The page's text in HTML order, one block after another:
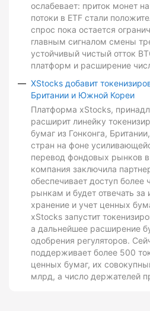
ослабевает: приток монет
потоки в ETF стали
спрос пока остается
главным сигналом смены
устойчивый чистый отток
платформ и расширение
XStocks добавит
Британии и Южной Кореи
Платформа xStocks,
расширит линейку
бумаг из Гонконга,
стран на фоне
перевод фондовых рынков в
компания заключила
обеспечивает доступ
рынкам и будет отвечать за
хранение и учет ценных
xStocks запустит
а дальнейшее расширение
одобрения регуляторов.
поддерживает более 500
ценных бумаг, их
млрд, а число держателей